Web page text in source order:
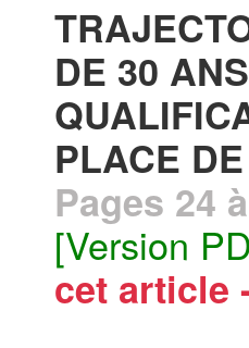
DE 30
PLACE
Pages 24
[Version
cet article